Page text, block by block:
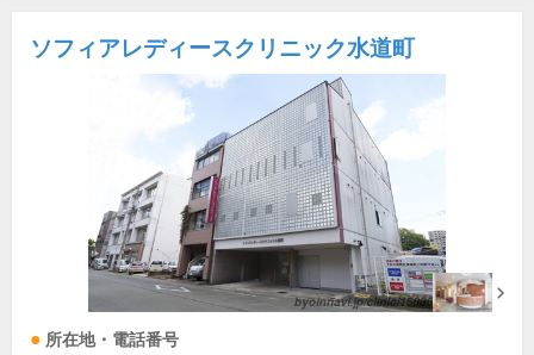
ソフィアレディースクリニック水道町
所在地・電話番号